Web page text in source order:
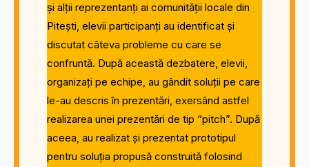
și alții reprezentanți ai comunității locale din
Pitești, elevii participanți au identificat și
discutat câteva probleme cu care se
confruntă. După această dezbatere, elevii,
organizați pe echipe, au gândit soluții pe care
le-au descris în prezentări, exersând astfel
realizarea unei prezentări de tip “pitch”. După
aceea, au realizat și prezentat prototipul
pentru soluția propusă construită folosind